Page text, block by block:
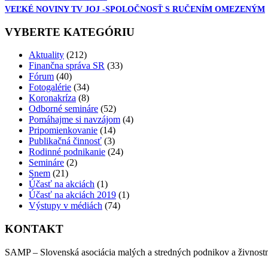
VEĽKÉ NOVINY TV JOJ -SPOLOČNOSŤ S RUČENÍM OMEZENÝM
VYBERTE KATEGÓRIU
Aktuality (212)
Finančna správa SR (33)
Fórum (40)
Fotogalérie (34)
Koronakríza (8)
Odborné semináre (52)
Pomáhajme si navzájom (4)
Pripomienkovanie (14)
Publikačná činnosť (3)
Rodinné podnikanie (24)
Semináre (2)
Snem (21)
Účasť na akciách (1)
Účasť na akciách 2019 (1)
Výstupy v médiách (74)
KONTAKT
SAMP – Slovenská asociácia malých a stredných podnikov a